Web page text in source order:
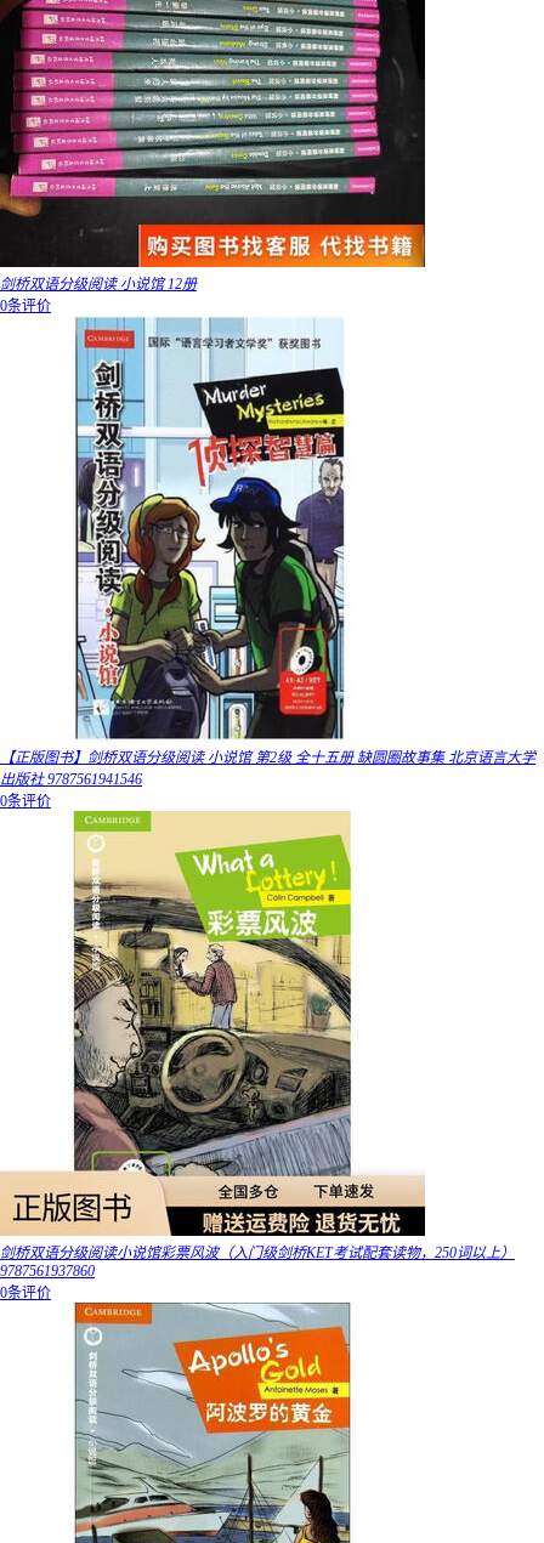
剑桥双语分级阅读 小说馆 12册
0条评价
【正版图书】剑桥双语分级阅读 小说馆 第2级 全十五册 缺圆圈故事集 北京语言大学
出版社 9787561941546
0条评价
剑桥双语分级阅读小说馆彩票风波（入门级剑桥KET考试配套读物，250词以上）
9787561937860
0条评价